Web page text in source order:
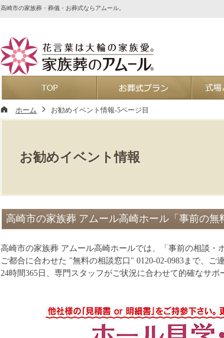
お勧めイベント情報
高崎市の家族葬・葬儀・お葬式ならアムール。
高崎市の家族葬 アムール高崎ホール「事前の無
高崎市の家族葬 アムール高崎ホールでは、「事前の相談・
ご都合に合わせた "無料の相談窓口" 0120-02-0983まで、ご
24時間365日、専門スタッフがご状況に合わせて的確なサポ
ホーム お勧めイベント情報-5ページ目